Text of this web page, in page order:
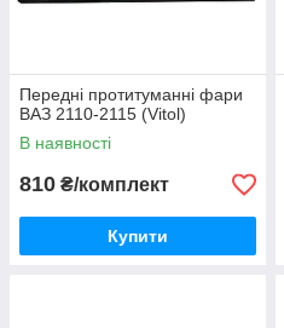
Передні протитуманні фари
ВАЗ 2110-2115 (Vitol)
В наявності
810 ₴/комплект
Купити